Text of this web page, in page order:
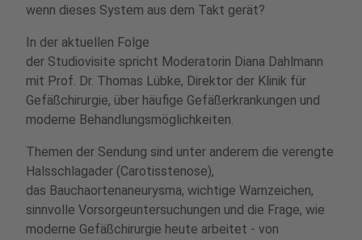
wenn dieses System aus dem Takt gerät?
In der aktuellen Folge
der Studiovisite spricht Moderatorin Diana Dahlmann
mit Prof. Dr. Thomas Lübke, Direktor der Klinik für
Gefäßchirurgie, über häufige Gefäßerkrankungen und
moderne Behandlungsmöglichkeiten.
Themen der Sendung sind unter anderem die verengte
Halsschlagader (Carotisstenose),
das Bauchaortenaneurysma, wichtige Warnzeichen,
sinnvolle Vorsorgeuntersuchungen und die Frage, wie
moderne Gefäßchirurgie heute arbeitet - von